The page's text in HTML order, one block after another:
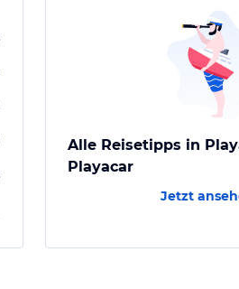
Alle Reisetipps in
Playacar
Jetzt